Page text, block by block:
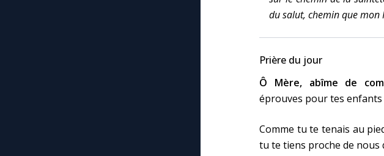
du salut, chemin que mon
Prière du jour
Ô Mère, abîme de
éprouves pour tes
Comme tu te tenais au
tu te tiens proche de nous